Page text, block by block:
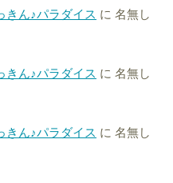
ん♪パラダイス に 名無し
ん♪パラダイス に 名無し
ん♪パラダイス に 名無し